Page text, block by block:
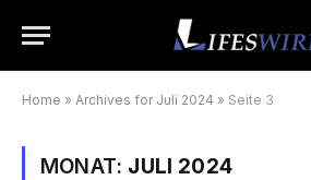
Home » Archives for Juli 2024 » Seite 3
MONAT: JULI 2024